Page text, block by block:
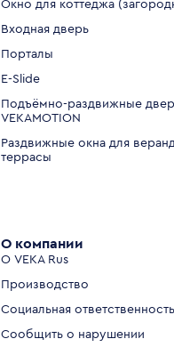
Окно для коттеджа
Входная дверь
Порталы
E-Slide
Подъёмно-раздвижные
VEKAMOTION
Раздвижные окна для
террасы
О компании
О VEKA Rus
Производство
Социальная ответственность
Сообщить о нарушении